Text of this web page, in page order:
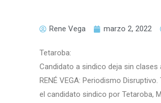
Rene Vega marzo 2, 2022
Tetaroba:
Candidato a sindico deja sin
RENÉ VEGA: Periodismo
el candidato sindico por Tetaroba,